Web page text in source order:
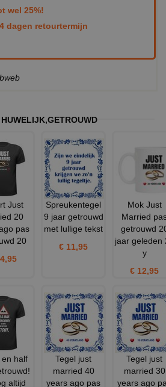
wel 25%!
dagen retourtermijn
HUWELIJK,GETROUWD
Just
20
pas
20
Spreukentegel
9 jaar getrouwd
met lullige tekst
€ 11,95
Mok Just
Married
getrouwd
jaar geleden
y
€ 12,95
half
altijd
Tegel just
married 40
years ago pas
Tegel just
married 30
years ago